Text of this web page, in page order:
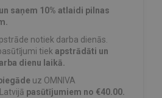
saņem 10% atlaidi pilnas
notiek darba dienās.
tiek apstrādāti un
dienu laikā.
uz OMNIVA
pasūtījumiem no €40.00.